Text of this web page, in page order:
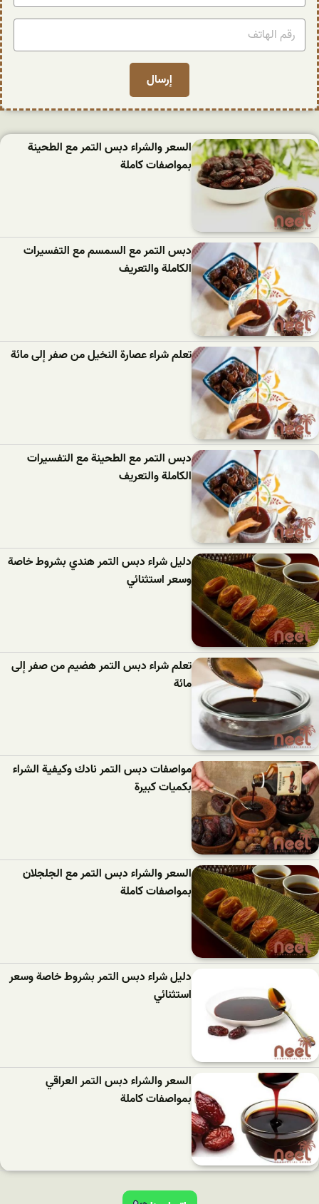
السعر والشراء دبس التمر مع الطحينة
بمواصفات كاملة
دبس التمر مع السمسم مع التفسيرات
الكاملة والتعريف
تعلم شراء عصارة النخيل من صفر إلى مائة
دبس التمر مع الطحينة مع التفسيرات
الكاملة والتعريف
دليل شراء دبس التمر هندي بشروط خاصة
وسعر استثنائي
تعلم شراء دبس التمر هضيم من صفر إلى
مائة
مواصفات دبس التمر نادك وكيفية الشراء
بكميات كبيرة
السعر والشراء دبس التمر مع الجلجلان
بمواصفات كاملة
دليل شراء دبس التمر بشروط خاصة وسعر
استثنائي
السعر والشراء دبس التمر العراقي
بمواصفات كاملة